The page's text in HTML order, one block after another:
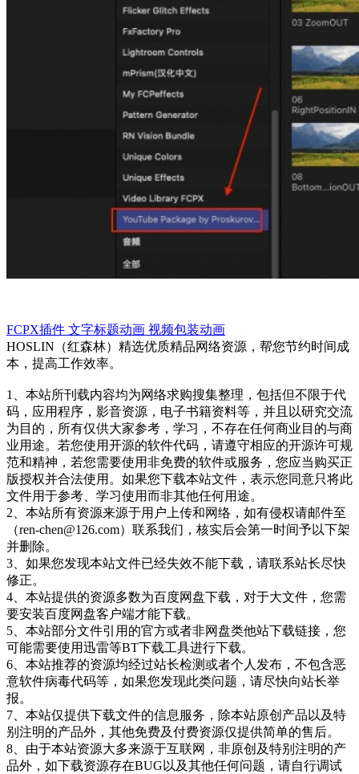
FCPX插件 文字标题动画 视频包装动画
HOSLIN（红森林）精选优质精品网络资源，帮您节约时间成
本，提高工作效率。
1、本站所刊载内容均为网络求购搜集整理，包括但不限于代
码，应用程序，影音资源，电子书籍资料等，并且以研究交流
为目的，所有仅供大家参考，学习，不存在任何商业目的与商
业用途。若您使用开源的软件代码，请遵守相应的开源许可规
范和精神，若您需要使用非免费的软件或服务，您应当购买正
版授权并合法使用。如果您下载本站文件，表示您同意只将此
文件用于参考、学习使用而非其他任何用途。
2、本站所有资源来源于用户上传和网络，如有侵权请邮件至
（ren-chen@126.com）联系我们，核实后会第一时间予以下架
并删除。
3、如果您发现本站文件已经失效不能下载，请联系站长尽快
修正。
4、本站提供的资源多数为百度网盘下载，对于大文件，您需
要安装百度网盘客户端才能下载。
5、本站部分文件引用的官方或者非网盘类他站下载链接，您
可能需要使用迅雷等BT下载工具进行下载。
6、本站推荐的资源均经过站长检测或者个人发布，不包含恶
意软件病毒代码等，如果您发现此类问题，请尽快向站长举
报。
7、本站仅提供下载文件的信息服务，除本站原创产品以及特
别注明的产品外，其他免费及付费资源仅提供简单的售后。
8、由于本站资源大多来源于互联网，非原创及特别注明的产
品外，如下载资源存在BUG以及其他任何问题，请自行调试